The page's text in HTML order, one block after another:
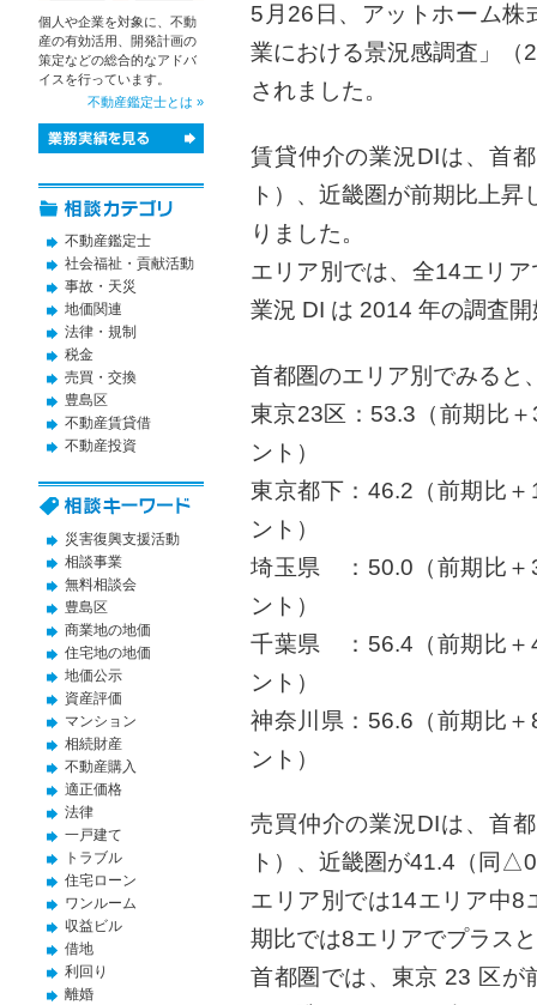
5月26日、アットホーム株
業における景況感調査」（
されました。
賃貸仲介の業況DIは、首
ト）、近畿圏が前期比上
りました。
エリア別では、全14エリ
業況 DI は 2014 年の調査
首都圏のエリア別でみると
東京23区：53.3（前期比
ント）
東京都下：46.2（前期比
ント）
埼玉県 ：50.0（前期比＋
ント）
千葉県 ：56.4（前期比＋
ント）
神奈川県：56.6（前期比
ント）
売買仲介の業況DIは、首
ト）、近畿圏が41.4（同
エリア別では14エリア中8
期比では8エリアでプラス
首都圏では、東京 23 区が
個人や企業を対象に、不動
産の有効活用、開発計画の
策定などの総合的なアドバ
イスを行っています。
不動産鑑定士とは »
不動産鑑定士
社会福祉・貢献活動
事故・天災
地価関連
法律・規制
税金
売買・交換
豊島区
不動産賃貸借
不動産投資
災害復興支援活動
相談事業
無料相談会
豊島区
商業地の地価
住宅地の地価
地価公示
資産評価
マンション
相続財産
不動産購入
適正価格
法律
一戸建て
トラブル
住宅ローン
ワンルーム
収益ビル
借地
利回り
離婚